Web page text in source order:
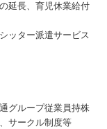
延長、育児休業給付
ッター派遣サービス
グループ従業員持株
サークル制度等